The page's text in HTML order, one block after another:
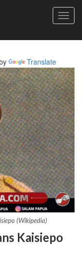
Translate
(Wikipedia)
Kaisiepo